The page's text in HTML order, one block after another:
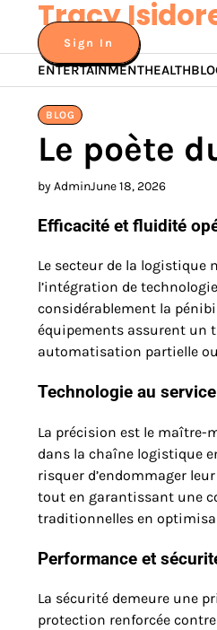
content
Tracy
Sign In
ENTERTAINMENTHEALTH
BLOG
Le poète
by AdminJune 18, 2026
Efficacité et fluidité
Le secteur de la logistique
l’intégration de
considérablement la
équipements assurent un
automatisation partielle
Technologie au
La précision est le maître-
dans la chaîne logistique
risquer d’endommager
tout en garantissant une
traditionnelles en
Performance et
La sécurité demeure une
protection renforcée